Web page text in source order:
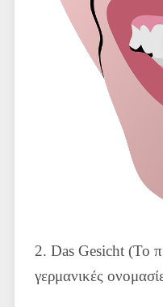
2. Das Gesicht (Το
γερμανικές